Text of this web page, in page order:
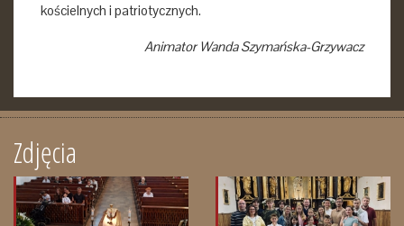
kościelnych i patriotycznych.
Animator Wanda Szymańska-Grzywacz
Zdjęcia